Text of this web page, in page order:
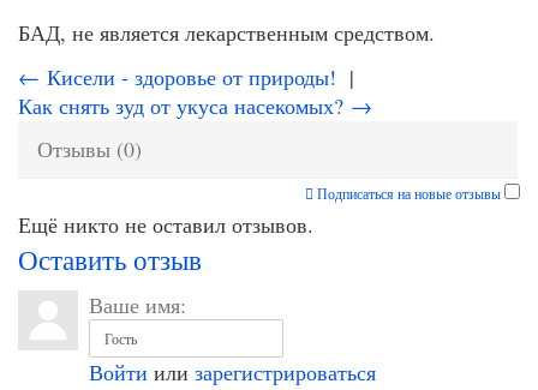
БАД, не является лекарственным средством.
← Кисели - здоровье от природы! |
Как снять зуд от укуса насекомых? →
Отзывы (0)
Подписаться на новые отзывы
Ещё никто не оставил отзывов.
Оставить отзыв
Ваше имя:
Войти или зарегистрироваться